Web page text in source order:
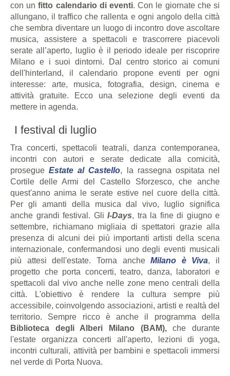
con unfitto calendario di eventi. Con le giornate che si
allungano, il traffico che rallenta e ogni angolo della città
che sembra diventare un luogo di incontro dove ascoltare
musica, assistere a spettacoli e trascorrere piacevoli
serate all’aperto, luglio è il periodo ideale per riscoprire
Milano e i suoi dintorni. Dal centro storico ai comuni
dell'hinterland, il calendario propone eventi per ogni
interesse: arte, musica, fotografia, design, cinema e
attività gratuite. Ecco una selezione degli eventi da
mettere in agenda.
I festival di luglio
Tra concerti, spettacoli teatrali, danza contemporanea,
incontri con autori e serate dedicate alla comicità,
prosegueEstate al Castello, la rassegna ospitata nel
Cortile delle Armi del Castello Sforzesco, che anche
quest'anno anima le serate estive nel cuore della città.
Per gli amanti della musica dal vivo, luglio significa
anche grandi festival. Gli I-Days, tra la fine di giugno e
settembre, richiamano migliaia di spettatori grazie alla
presenza di alcuni dei più importanti artisti della scena
internazionale, confermandosi uno degli eventi musicali
più attesi dell'estate. Torna ancheMilano è Viva, il
progetto che porta concerti, teatro, danza, laboratori e
spettacoli dal vivo anche nelle zone meno centrali della
città. L'obiettivo è rendere la cultura sempre più
accessibile, coinvolgendo associazioni, artisti e realtà del
territorio. Sempre ricco è anche il programma della
Biblioteca degli Alberi Milano (BAM),che durante
l'estate organizza concerti all'aperto, lezioni di yoga,
incontri culturali, attività per bambini e spettacoli immersi
nel verde di Porta Nuova.